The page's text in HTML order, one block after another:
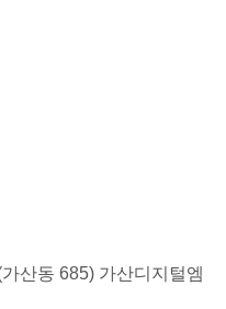
산동 685) 가산디지털엠